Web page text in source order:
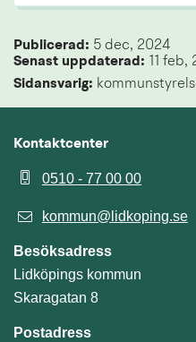
Publicerad: 5 dec, 2024
Senast uppdaterad: 11 feb,
Sidansvarig:
Kontaktcenter
0510 - 77 00 00
kommun@lidkoping.se
Besöksadress
Lidköpings kommun
Skaragatan 8
Postadress